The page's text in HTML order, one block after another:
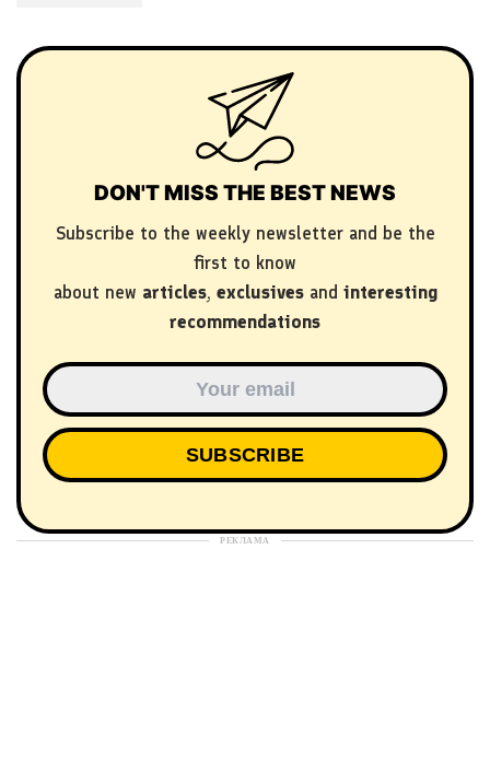
DON'T MISS THE BEST NEWS
Subscribe to the weekly newsletter and be the
first to know
about new articles, exclusivesand interesting
recommendations
РЕКЛАМА